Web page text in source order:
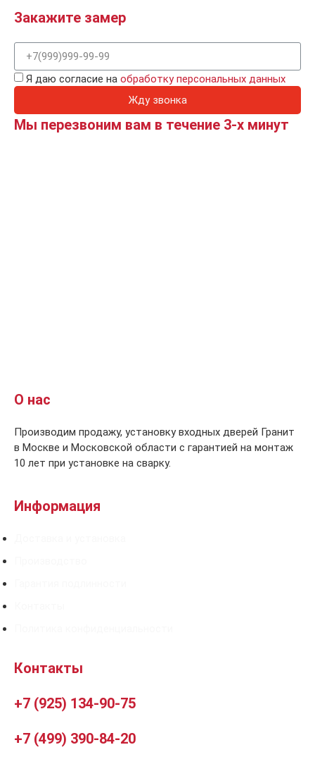
Закажите замер
Я даю согласие на обработку персональных данных
Жду звонка
Мы перезвоним вам в течение 3-х минут
О нас
Производим продажу, установку входных дверей Гранит
в Москве и Московской области с гарантией на монтаж
10 лет при установке на сварку.
Информация
Контакты
+7 (925) 134-90-75
+7 (499) 390-84-20